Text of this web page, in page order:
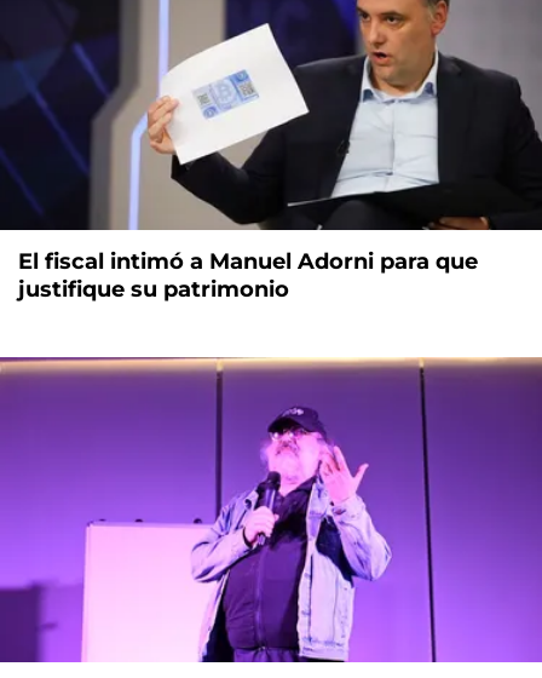
El fiscal intimó a Manuel Adorni para que
justifique su patrimonio